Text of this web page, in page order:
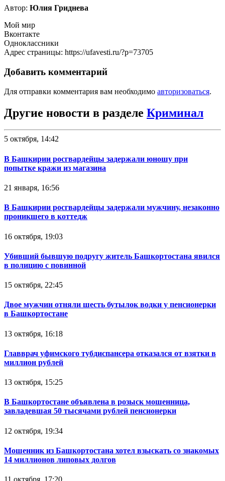
Автор: Юлия Гриднева
Мой мир
Вконтакте
Одноклассники
Адрес страницы: https://ufavesti.ru/?p=73705
Добавить комментарий
Для отправки комментария вам необходимо авторизоваться.
Другие новости в разделе Криминал
5 октября, 14:42
В Башкирии росгвардейцы задержали юношу при
попытке кражи из магазина
21 января, 16:56
В Башкирии росгвардейцы задержали мужчину, незаконно
проникшего в коттедж
16 октября, 19:03
Убивший бывшую подругу житель Башкортостана явился
в полицию с повинной
15 октября, 22:45
Двое мужчин отняли шесть бутылок водки у пенсионерки
в Башкортостане
13 октября, 16:18
Главврач уфимского тубдиспансера отказался от взятки в
миллион рублей
13 октября, 15:25
В Башкортостане объявлена в розыск мошенница,
завладевшая 50 тысячами рублей пенсионерки
12 октября, 19:34
Мошенник из Башкортостана хотел взыскать со знакомых
14 миллионов липовых долгов